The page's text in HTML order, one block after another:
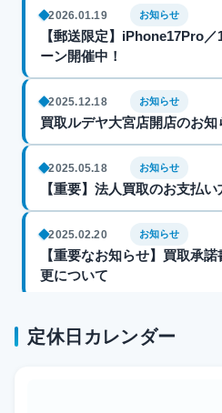
2026.01.19 お知らせ
【郵送限定】iPhone17Pro
ーン開催中！
2025.12.18 お知らせ
買取ルデヤ大宮店開店のお知
2025.05.18 お知らせ
【重要】法人買取のお支払
2025.02.20 お知らせ
【重要なお知らせ】買取承
更について
【DIG会員】買取ルデヤ
定休日カレンダー